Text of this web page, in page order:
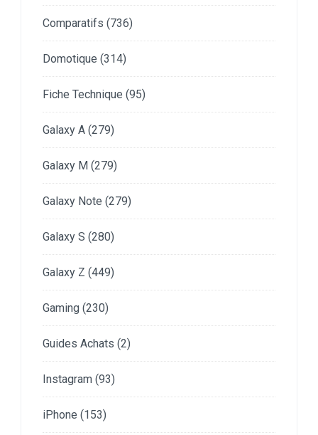
Comparatifs (736)
Domotique (314)
Fiche Technique (95)
Galaxy A (279)
Galaxy M (279)
Galaxy Note (279)
Galaxy S (280)
Galaxy Z (449)
Gaming (230)
Guides Achats (2)
Instagram (93)
iPhone (153)